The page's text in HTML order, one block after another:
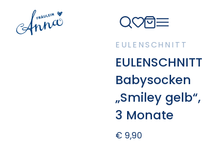
EULENSCHNITT
EULENSCHNITT
Babysocken
„Smiley gelb“,
3 Monate
€9,90